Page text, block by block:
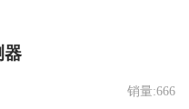
器
销量:666